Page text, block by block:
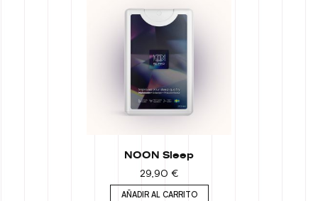
NOON Sleep
29,90 €
AÑADIR AL CARRITO